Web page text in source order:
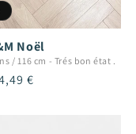
Noël
/ 116 cm - Trés bon état .
€